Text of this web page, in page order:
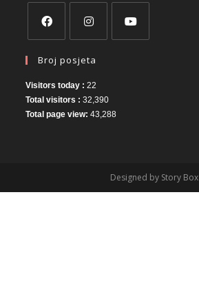
Broj posjeta
Visitors today :22
Total visitors :32,390
Total page view:43,288
Designed by Story Box